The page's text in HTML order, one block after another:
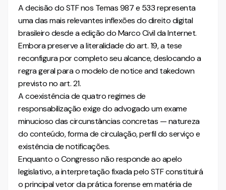
A decisão do STF nos Temas 987 e 533 representa
uma das mais relevantes inflexões do direito digital
brasileiro desde a edição do Marco Civil da Internet.
Embora preserve a literalidade do art. 19, a tese
reconfigura por completo seu alcance, deslocando a
regra geral para o modelo de notice and takedown
previsto no art. 21.
A coexistência de quatro regimes de
responsabilização exige do advogado um exame
minucioso das circunstâncias concretas — natureza
do conteúdo, forma de circulação, perfil do serviço e
existência de notificações.
Enquanto o Congresso não responde ao apelo
legislativo, a interpretação fixada pelo STF constituirá
o principal vetor da prática forense em matéria de